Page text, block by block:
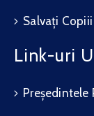
Salvați Copiii
Link-uri
Președintele